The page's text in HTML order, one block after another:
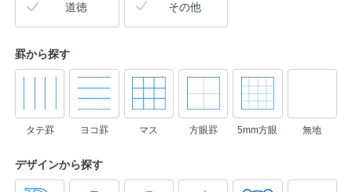
道徳 その他
罫から探す
タテ罫 ヨコ罫 マス 方眼罫 5mm方眼 無地
デザインから探す